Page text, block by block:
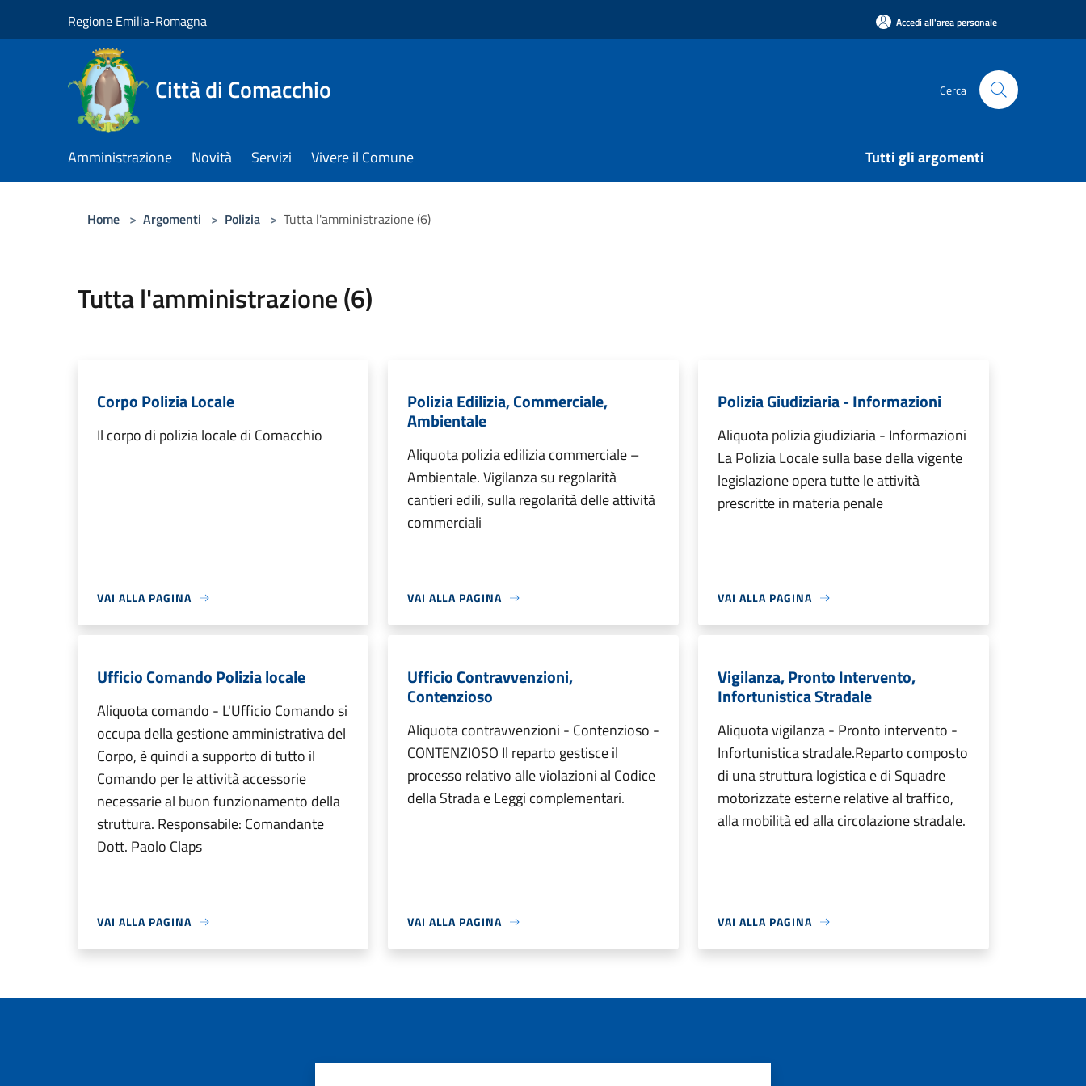
Regione Emilia-Romagna Accedi all'area personale
Città di Comacchio Cerca
Amministrazione Novità Servizi Vivere il Comune Tutti gli argomenti
Home > Argomenti > Polizia > Tutta l'amministrazione (6)
Tutta l'amministrazione (6)
Corpo Polizia Locale
Il corpo di polizia locale di Comacchio
VAI ALLA PAGINA
Polizia Edilizia, Commerciale,
Ambientale
Aliquota polizia edilizia commerciale –
Ambientale. Vigilanza su regolarità
cantieri edili, sulla regolarità delle attività
commerciali
VAI ALLA PAGINA
Polizia Giudiziaria - Informazioni
Aliquota polizia giudiziaria - Informazioni
La Polizia Locale sulla base della vigente
legislazione opera tutte le attività
prescritte in materia penale
VAI ALLA PAGINA
Ufficio Comando Polizia locale
Aliquota comando - L'Ufficio Comando si
occupa della gestione amministrativa del
Corpo, è quindi a supporto di tutto il
Comando per le attività accessorie
necessarie al buon funzionamento della
struttura. Responsabile: Comandante
Dott. Paolo Claps
VAI ALLA PAGINA
Ufficio Contravvenzioni,
Contenzioso
Aliquota contravvenzioni - Contenzioso -
CONTENZIOSO Il reparto gestisce il
processo relativo alle violazioni al Codice
della Strada e Leggi complementari.
VAI ALLA PAGINA
Vigilanza, Pronto Intervento,
Infortunistica Stradale
Aliquota vigilanza - Pronto intervento -
Infortunistica stradale.Reparto composto
di una struttura logistica e di Squadre
motorizzate esterne relative al traffico,
alla mobilità ed alla circolazione stradale.
VAI ALLA PAGINA